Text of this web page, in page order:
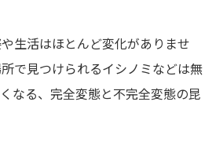
生活はほとんど変化がありませ
で見つけられるイシノミなどは無
なる、完全変態と不完全変態の昆